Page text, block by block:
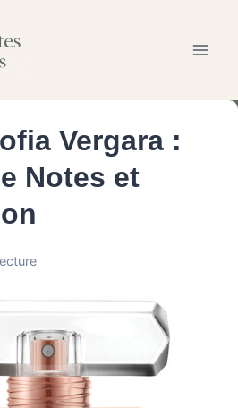
Vergara :
Notes et